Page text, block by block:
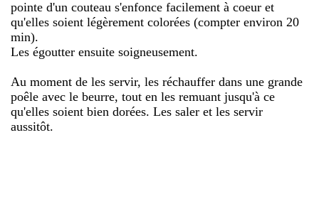
pointe d'un couteau s'enfonce facilement à coeur et
qu'elles soient légèrement colorées (compter environ 20
min).
Les égoutter ensuite soigneusement.
Au moment de les servir, les réchauffer dans une grande
poêle avec le beurre, tout en les remuant jusqu'à ce
qu'elles soient bien dorées. Les saler et les servir
aussitôt.